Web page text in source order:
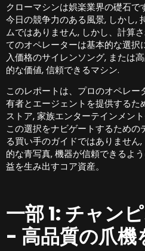
クローマシンは娯楽業界の礎石で
今日の競争力のある風景, しかし,
ムではありません, しかし、計算
てのオペレーターは基本的な選択
入価格のサイレンソング, または
的な価値, 信頼できるマシン.
このレポートは、プロのオペレ
有者とエージェントを提供するた
ストア, 家族エンターテインメン
この選択をナビゲートするための
る買い手のガイドではありません
的な青写真, 機器が信頼できるよ
益を生み出すコア資産。
一部 1: チャン
- 高品質の爪機